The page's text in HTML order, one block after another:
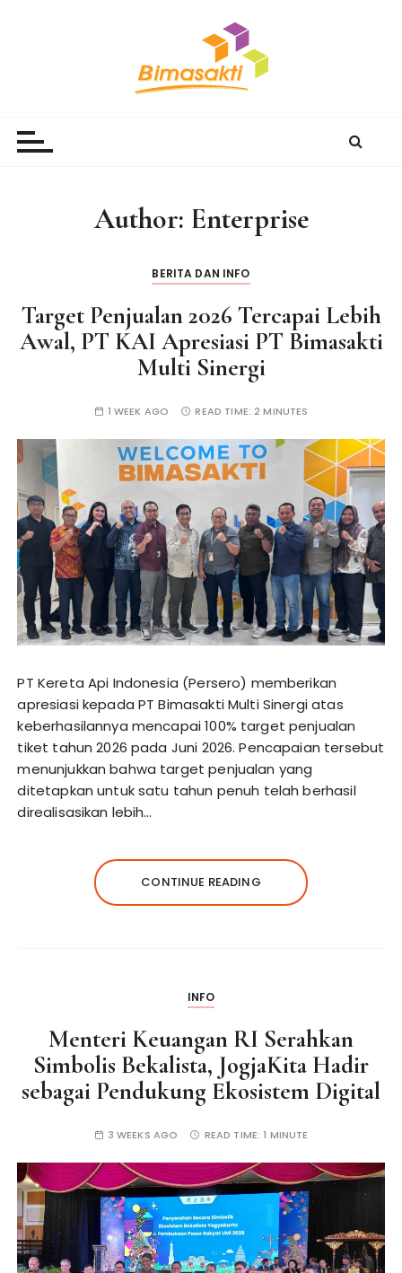
Author: Enterprise
BERITA DAN INFO
Target Penjualan 2026 Tercapai Lebih
Awal, PT KAI Apresiasi PT Bimasakti
Multi Sinergi
1 WEEK AGO READ TIME:2 MINUTES
PT Kereta Api Indonesia (Persero) memberikan
apresiasi kepada PT Bimasakti Multi Sinergi atas
keberhasilannya mencapai 100% target penjualan
tiket tahun 2026 pada Juni 2026. Pencapaian tersebut
menunjukkan bahwa target penjualan yang
ditetapkan untuk satu tahun penuh telah berhasil
direalisasikan lebih…
CONTINUE READING
INFO
Menteri Keuangan RI Serahkan
Simbolis Bekalista, JogjaKita Hadir
sebagai Pendukung Ekosistem Digital
3 WEEKS AGO READ TIME:1 MINUTE